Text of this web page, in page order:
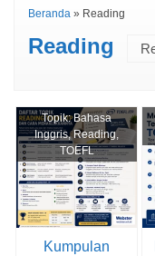
Beranda » Reading
Reading
Topik:Bahasa
Inggris, Reading,
TOEFL
Kumpulan